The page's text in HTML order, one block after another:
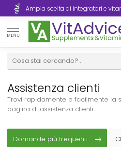
Ampia scelta di integratori e
MENU
Assistenza clienti
Trovi rapidamente e facilmente la
pagina di assistenza clienti.
Domande più frequenti